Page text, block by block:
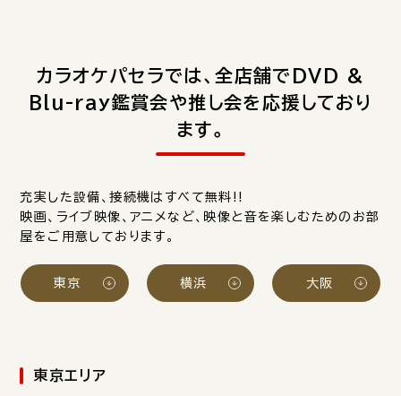
カラオケパセラでは、全店舗でDVD &
Blu-ray鑑賞会や推し会を応援しており
ます。
充実した設備、接続機はすべて無料!!
映画、ライブ映像、アニメなど、映像と音を楽しむためのお部
屋をご用意しております。
東京 横浜 大阪
東京エリア